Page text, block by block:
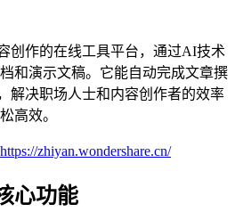
创作的在线工具平台，通过AI技术
和演示文稿。它能自动完成文章撰
解决职场人士和内容创作者的效率
高效。
https://zhiyan.wondershare.cn/
心功能